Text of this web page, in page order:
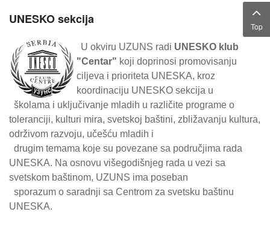
UNESKO sekcija
U okviru UZUNS radi UNESKO klub
"Centar" koji doprinosi promovisanju
ciljeva i prioriteta UNESKA, kroz
koordinaciju UNESKO sekcija u
školama i uključivanje mladih u različite programe o
toleranciji, kulturi mira, svetskoj baštini, zbližavanju kultura,
održivom razvoju, učešću mladih i
drugim temama koje su povezane sa područjima rada
UNESKA. Na osnovu višegodišnjeg rada u vezi sa
svetskom baštinom, UZUNS ima poseban
sporazum o saradnji sa Centrom za svetsku baštinu
UNESKA.
Top